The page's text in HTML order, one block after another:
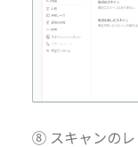
⑧ スキャンのレ